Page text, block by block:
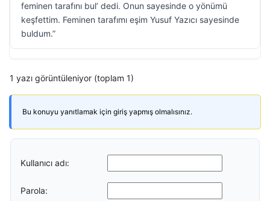
feminen tarafını bul’ dedi. Onun sayesinde o yönümü
keşfettim. Feminen tarafımı eşim Yusuf Yazıcı sayesinde
buldum.”
1 yazı görüntüleniyor (toplam 1)
Bu konuyu yanıtlamak için giriş yapmış olmalısınız.
Kullanıcı adı:
Parola: